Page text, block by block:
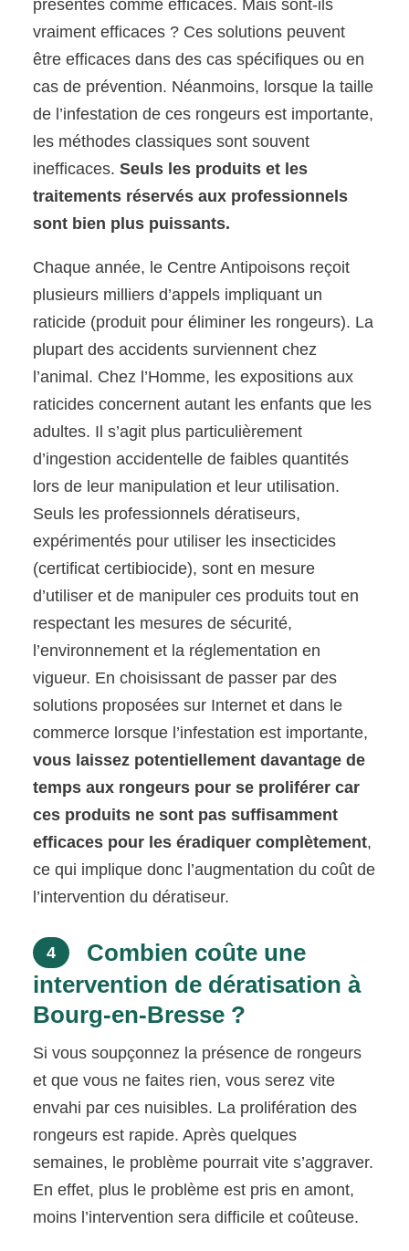
présentés comme efficaces. Mais sont-ils
vraiment efficaces ? Ces solutions peuvent
être efficaces dans des cas spécifiques ou en
cas de prévention. Néanmoins, lorsque la taille
de l’infestation de ces rongeurs est importante,
les méthodes classiques sont souvent
inefficaces.Seuls les produits et les
traitements réservés aux professionnels
sont bien plus puissants.
Chaque année, le Centre Antipoisons reçoit
plusieurs milliers d’appels impliquant un
raticide (produit pour éliminer les rongeurs). La
plupart des accidents surviennent chez
l’animal. Chez l’Homme, les expositions aux
raticides concernent autant les enfants que les
adultes. Il s’agit plus particulièrement
d’ingestion accidentelle de faibles quantités
lors de leur manipulation et leur utilisation.
Seuls les professionnels dératiseurs,
expérimentés pour utiliser les insecticides
(certificat certibiocide), sont en mesure
d’utiliser et de manipuler ces produits tout en
respectant les mesures de sécurité,
l’environnement et la réglementation en
vigueur. En choisissant de passer par des
solutions proposées sur Internet et dans le
commerce lorsque l’infestation est importante,
vous laissez potentiellement davantage de
temps aux rongeurs pour se proliférer car
ces produits ne sont pas suffisamment
efficaces pour les éradiquer complètement,
ce qui implique donc l’augmentation du coût de
l’intervention du dératiseur.
4
Combien coûte une
intervention de dératisation à
Bourg-en-Bresse ?
Si vous soupçonnez la présence de rongeurs
et que vous ne faites rien, vous serez vite
envahi par ces nuisibles. La prolifération des
rongeurs est rapide. Après quelques
semaines, le problème pourrait vite s’aggraver.
En effet, plus le problème est pris en amont,
moins l’intervention sera difficile et coûteuse.